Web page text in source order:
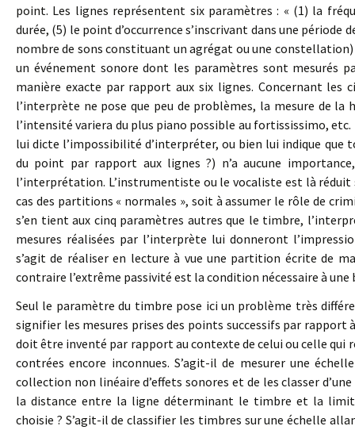
point. Les lignes représentent six paramètres : « (1) la
durée, (5) le point d’occurrence s’inscrivant dans une
nombre de sons constituant un agrégat ou une
un événement sonore dont les paramètres sont mesurés
manière exacte par rapport aux six lignes. Concernant
l’interprète ne pose que peu de problèmes, la mesure de
l’intensité variera du plus piano possible au fortississimo,
lui dicte l’impossibilité d’interpréter, ou bien lui indique
du point par rapport aux lignes ?) n’a aucune
l’interprétation. L’instrumentiste ou le vocaliste est là
cas des partitions « normales », soit à assumer le rôle de
s’en tient aux cinq paramètres autres que le timbre,
mesures réalisées par l’interprète lui donneront
s’agit de réaliser en lecture à vue une partition écrite de
contraire l’extrême passivité est la condition nécessaire à
Seul le paramètre du timbre pose ici un problème très
signifier les mesures prises des points successifs par
doit être inventé par rapport au contexte de celui ou celle qui
contrées encore inconnues. S’agit-il de mesurer une
collection non linéaire d’effets sonores et de les classer
la distance entre la ligne déterminant le timbre et la
choisie ? S’agit-il de classifier les timbres sur une échelle